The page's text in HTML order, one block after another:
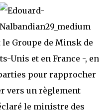
Groupe de Minsk de
Unis et en France -, en
pour rapprocher
vers un règlement
le ministre des